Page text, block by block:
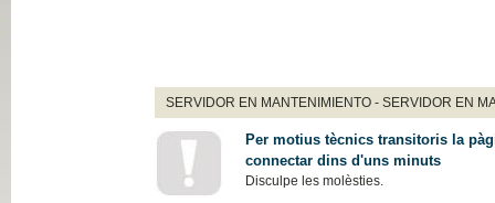
SERVIDOR EN MANTENIMIENTO - SERVIDOR EN
Per motius tècnics transitoris la
connectar dins d'uns minuts
Disculpe les molèsties.